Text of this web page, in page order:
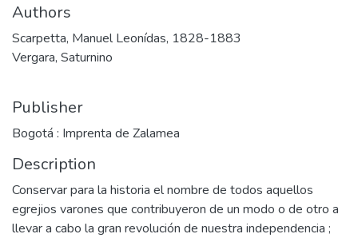
Authors
Scarpetta, Manuel Leonídas, 1828-1883
Vergara, Saturnino
Publisher
Bogotá : Imprenta de Zalamea
Description
Conservar para la historia el nombre de todos aquellos
egrejios varones que contribuyeron de un modo o de otro a
llevar a cabo la gran revolución de nuestra independencia ;